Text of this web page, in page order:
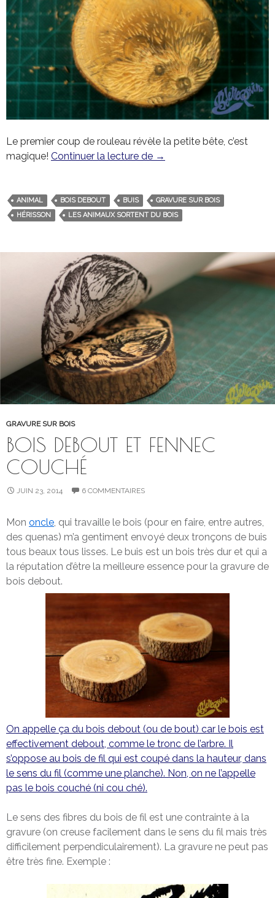
Le premier coup de rouleau révèle la petite bête, c’est
magique! Continuer la lecture de Le hérisson qui sortait du
→
ANIMAL BOIS DEBOUT BUIS
GRAVURE SUR BOIS
HÉRISSON
LES ANIMAUX SORTENT DU BOIS
GRAVURE SUR BOIS
BOIS DEBOUT ET FENNEC
COUCHÉ
JUIN 23, 2014 6 COMMENTAIRES
Mon oncle , qui travaille le bois (pour en faire, entre autres,
des quenas) m’a gentiment envoyé deux tronçons de buis
tous beaux tous lisses. Le buis est un bois très dur et qui a
la réputation d’être la meilleure essence pour la gravure de
bois debout.
On appelle ça du bois debout (ou de bout) car le bois est
effectivement debout, comme le tronc de l’arbre. Il
s’oppose au bois de fil qui est coupé dans la hauteur, dans
le sens du fil (comme une planche). Non, on ne l’appelle
pas le bois couché (ni cou ché).
Le sens des fibres du bois de fil est une contrainte à la
gravure (on creuse facilement dans le sens du fil mais très
difficilement perpendiculairement). La gravure ne peut pas
être très fine. Exemple :